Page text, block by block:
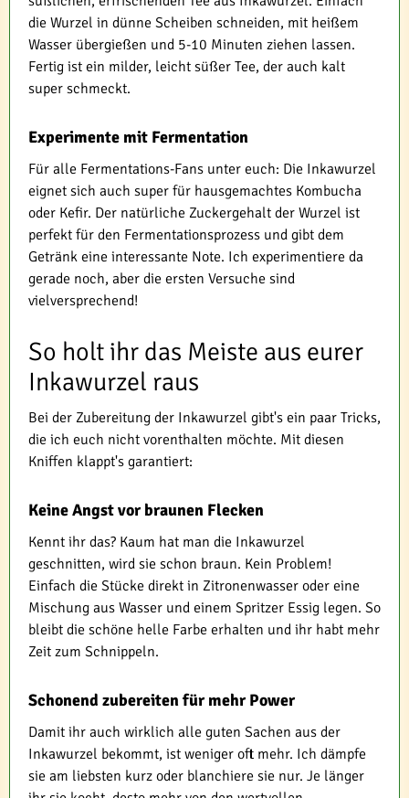
die Wurzel in dünne Scheiben schneiden, mit heißem
Wasser übergießen und 5-10 Minuten ziehen lassen.
Fertig ist ein milder, leicht süßer Tee, der auch kalt
super schmeckt.
Experimente mit Fermentation
Für alle Fermentations-Fans unter euch: Die Inkawurzel
eignet sich auch super für hausgemachtes Kombucha
oder Kefir. Der natürliche Zuckergehalt der Wurzel ist
perfekt für den Fermentationsprozess und gibt dem
Getränk eine interessante Note. Ich experimentiere da
gerade noch, aber die ersten Versuche sind
vielversprechend!
So holt ihr das Meiste aus eurer
Inkawurzel raus
Bei der Zubereitung der Inkawurzel gibt's ein paar Tricks,
die ich euch nicht vorenthalten möchte. Mit diesen
Kniffen klappt's garantiert:
Keine Angst vor braunen Flecken
Kennt ihr das? Kaum hat man die Inkawurzel
geschnitten, wird sie schon braun. Kein Problem!
Einfach die Stücke direkt in Zitronenwasser oder eine
Mischung aus Wasser und einem Spritzer Essig legen. So
bleibt die schöne helle Farbe erhalten und ihr habt mehr
Zeit zum Schnippeln.
Schonend zubereiten für mehr Power
Damit ihr auch wirklich alle guten Sachen aus der
Inkawurzel bekommt, ist weniger oft mehr. Ich dämpfe
sie am liebsten kurz oder blanchiere sie nur. Je länger